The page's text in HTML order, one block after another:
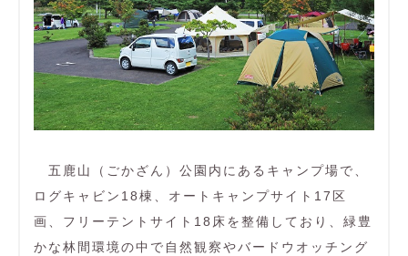
五鹿山（ごかざん）公園内にあるキャンプ場で、
ログキャビン18棟、オートキャンプサイト17区
画、フリーテントサイト18床を整備しており、緑豊
かな林間環境の中で自然観察やバードウオッチング